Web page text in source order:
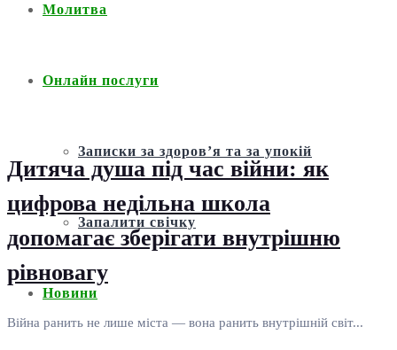
Молитва
Онлайн послуги
Записки за здоров’я та за упокій
Запалити свічку
Новини
Дитяча душа під час війни: як
цифрова недільна школа
допомагає зберігати внутрішню
рівновагу
Війна ранить не лише міста — вона ранить внутрішній світ...